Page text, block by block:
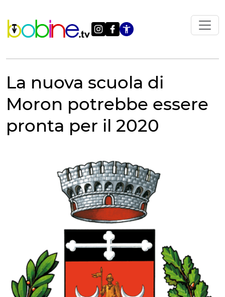
contenuto
Apri le
La nuova scuola di
Moron potrebbe essere
pronta per il 2020